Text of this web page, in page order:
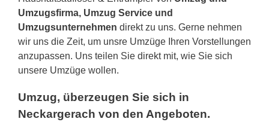
Umzugsfirma, Umzug Service und
Umzugsunternehmen direkt zu uns. Gerne nehmen
wir uns die Zeit, um unsre Umzüge Ihren Vorstellungen
anzupassen. Uns teilen Sie direkt mit, wie Sie sich
unsere Umzüge wollen.
Umzug, überzeugen Sie sich in
Neckargerach von den Angeboten.